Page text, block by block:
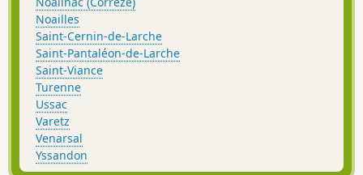
Noailles
Saint-Cernin-de-Larche
Saint-Pantaléon-de-Larche
Saint-Viance
Turenne
Ussac
Varetz
Venarsal
Yssandon